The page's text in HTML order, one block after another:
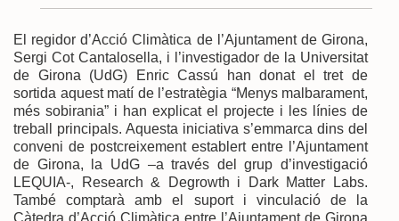
El regidor d’Acció Climàtica de l’Ajuntament de Girona,
Sergi Cot Cantalosella, i l’investigador de la Universitat
de Girona (UdG) Enric Cassú han donat el tret de
sortida aquest matí de l’estratègia “Menys malbarament,
més sobirania” i han explicat el projecte i les línies de
treball principals. Aquesta iniciativa s’emmarca dins del
conveni de postcreixement establert entre l’Ajuntament
de Girona, la UdG –a través del grup d’investigació
LEQUIA-, Research & Degrowth i Dark Matter Labs.
També comptarà amb el suport i vinculació de la
Càtedra d’Acció Climàtica entre l’Ajuntament de Girona